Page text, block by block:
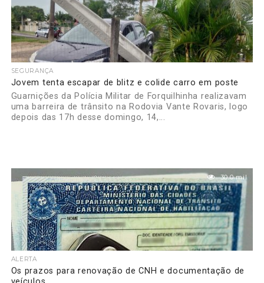
SEGURANÇA
Jovem tenta escapar de blitz e colide carro em poste
Guarnições da Polícia Militar de Forquilhinha realizavam
uma barreira de trânsito na Rodovia Vante Rovaris, logo
depois das 17h desse domingo, 14,...
30.0 mil
ALERTA
Os prazos para renovação de CNH e documentação de